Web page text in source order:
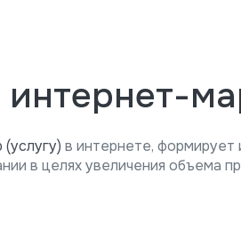
интернет-
в интернете,
в целях увеличения объема